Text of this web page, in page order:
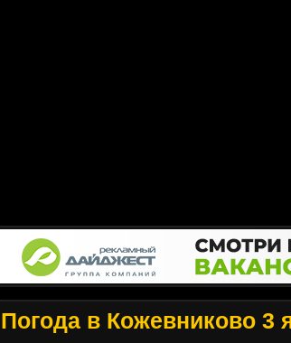
Погода в Кожевниково 3